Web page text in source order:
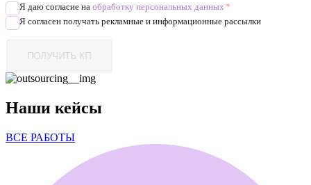
Я даю согласие на обработку персональных данных *
Я согласен получать рекламные и информационные рассылки
Наши кейсы
ВСЕ РАБОТЫ